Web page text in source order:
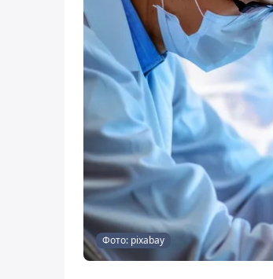
Фото: pixabay